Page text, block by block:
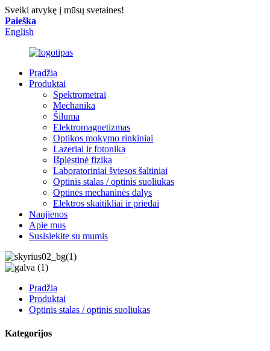
Sveiki atvykę į mūsų svetaines!
Paieška
English
Pradžia
Produktai
Spektrometrai
Mechanika
Šiluma
Elektromagnetizmas
Optikos mokymo rinkiniai
Lazeriai ir fotonika
Išplėstinė fizika
Laboratoriniai šviesos šaltiniai
Optinis stalas / optinis suoliukas
Optinės mechaninės dalys
Elektros skaitikliai ir priedai
Naujienos
Apie mus
Susisiekite su mumis
Pradžia
Produktai
Optinis stalas / optinis suoliukas
Kategorijos